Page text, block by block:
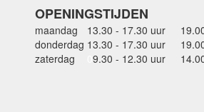
OPENINGSTIJDEN
maandag 13.30 - 17.30 uur
donderdag 13.30 - 17.30 uur
zaterdag
9.30 - 12.30 uur